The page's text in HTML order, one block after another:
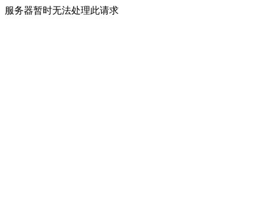
服务器暂时无法处理此请求